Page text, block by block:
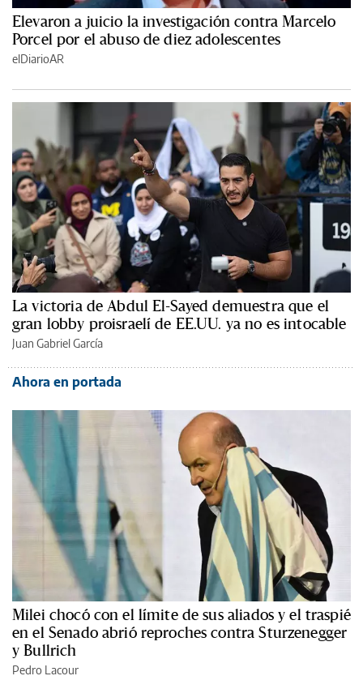
Elevaron a juicio la investigación contra Marcelo
Porcel por el abuso de diez adolescentes
elDiarioAR
La victoria de Abdul El-Sayed demuestra que el
gran lobby proisraelí de EE.UU. ya no es intocable
Juan Gabriel García
Ahora en portada
Milei chocó con el límite de sus aliados y el traspié
en el Senado abrió reproches contra Sturzenegger
y Bullrich
Pedro Lacour